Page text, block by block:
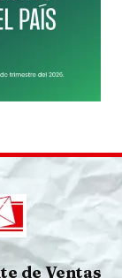
de Ventas